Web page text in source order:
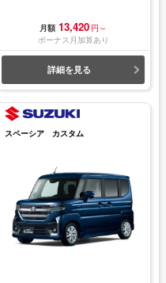
月額 13,420 円～
ボーナス月加算あり
詳細を見る
スペーシア カスタム